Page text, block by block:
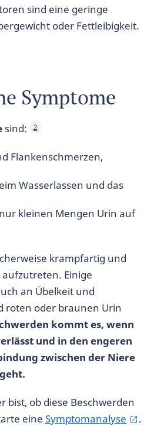
sind eine geringe
oder Fettleibigkeit.
Symptome
sind: 2
Flankenschmerzen,
Wasserlassen und das
kleinen Mengen Urin auf
krampfartig und
Einige
an Übelkeit und
roten oder braunen Urin
kommt es, wenn
und in den engeren
zwischen der Niere
bist, ob diese Beschwerden
eine Symptomanalyse .